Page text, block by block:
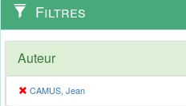
Filtres
Auteur
CAMUS, Jean